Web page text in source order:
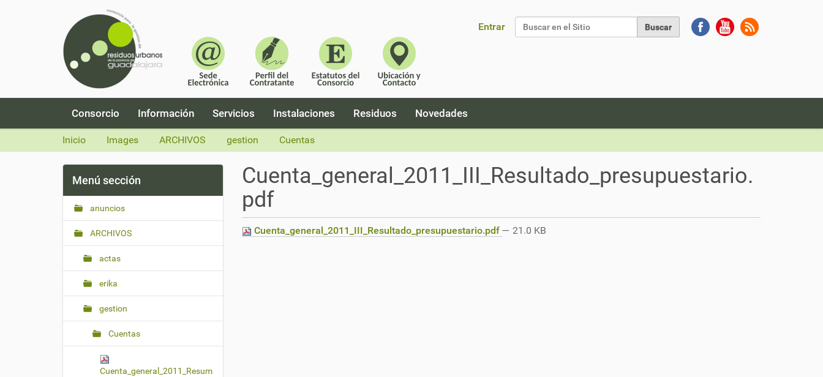
Entrar
v
Consorcio Información Servicios Instalaciones Residuos Novedades
Inicio Images ARCHIVOS gestion Cuentas
Cuenta_general_2011_III_Resultado_presupuestario.
pdf
Cuenta_general_2011_III_Resultado_presupuestario.pdf — 21.0 KB
Menú sección
anuncios
ARCHIVOS
actas
erika
gestion
Cuentas
Cuenta_general_2011_Resum